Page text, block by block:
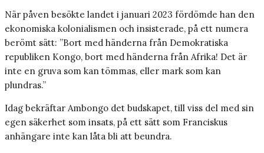
När påven besökte landet i januari 2023 fördömde han den
ekonomiska kolonialismen och insisterade, på ett numera
berömt sätt: ”Bort med händerna från Demokratiska
republiken Kongo, bort med händerna från Afrika! Det är
inte en gruva som kan tömmas, eller mark som kan
plundras.”
Idag bekräftar Ambongo det budskapet, till viss del med sin
egen säkerhet som insats, på ett sätt som Franciskus
anhängare inte kan låta bli att beundra.